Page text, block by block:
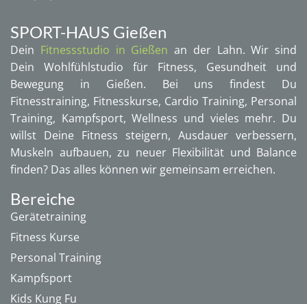
SPORT-HAUS Gießen
Dein Fitnessstudio in Gießen an der Lahn. Wir sind
Dein Wohlfühlstudio für Fitness, Gesundheit und
Bewegung in Gießen. Bei uns findest Du
Fitnesstraining, Fitnesskurse, Cardio Training, Personal
Training, Kampfsport, Wellness und vieles mehr. Du
willst Deine Fitness steigern, Ausdauer verbessern,
Muskeln aufbauen, zu neuer Flexibilität und Balance
finden? Das alles können wir gemeinsam erreichen.
Bereiche
Gerätetraining
Fitness Kurse
Personal Training
Kampfsport
Kids Kung Fu